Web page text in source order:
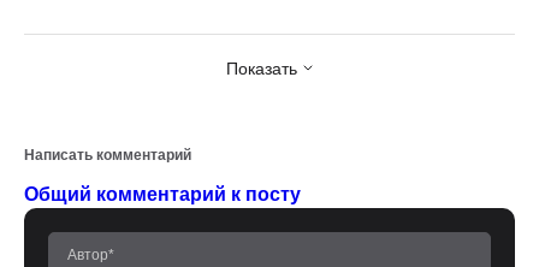
Показать
Написать комментарий
Общий комментарий к посту